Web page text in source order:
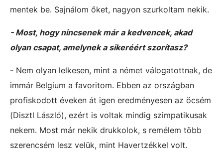
mentek be. Sajnálom őket, nagyon szurkoltam nekik.
- Most, hogy nincsenek már a kedvencek, akad
olyan csapat, amelynek a sikeréért szorítasz?
- Nem olyan lelkesen, mint a német válogatottnak, de
immár Belgium a favoritom. Ebben az országban
profiskodott éveken át igen eredményesen az öcsém
(Disztl László), ezért is voltak mindig szimpatikusak
nekem. Most már nekik drukkolok, s remélem több
szerencsém lesz velük, mint Havertzékkel volt.